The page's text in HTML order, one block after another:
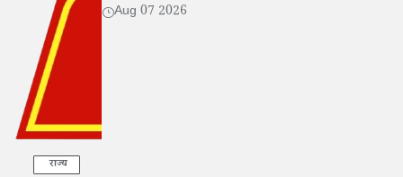
राज्य
Aug 07 2026